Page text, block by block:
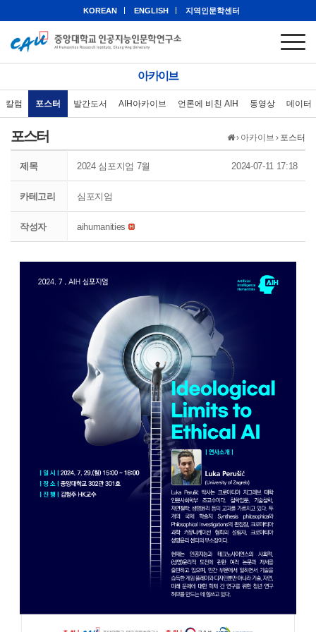
KOREAN ENGLISH 지역인문학센터
아카이브
칼럼 포스터 발간도서 AIH아카이브 언론에 비친 AIH 동영상 데이터
› 아카이브 › 포스터
포스터
제목 2024 심포지엄 7월 2024-07-11 17:18
카테고리 심포지엄
작성자 aihumanities